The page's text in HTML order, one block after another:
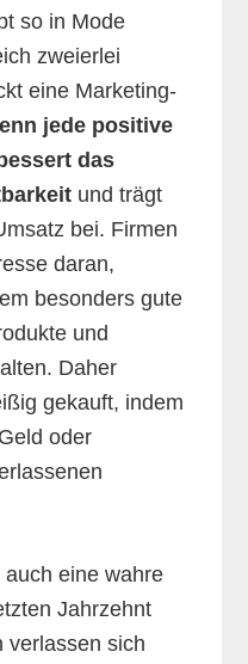
so in Mode
zweierlei
eine Marketing-
jede positive
das
und trägt
bei. Firmen
daran,
besonders gute
und
Daher
gekauft, indem
oder
eine wahre
Jahrzehnt
verlassen sich